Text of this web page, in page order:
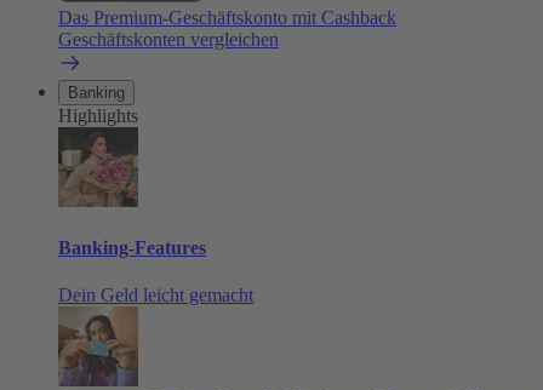
Das Premium-Geschäftskonto mit Cashback
Geschäftskonten vergleichen
Banking
Highlights
Banking-Features
Dein Geld leicht gemacht